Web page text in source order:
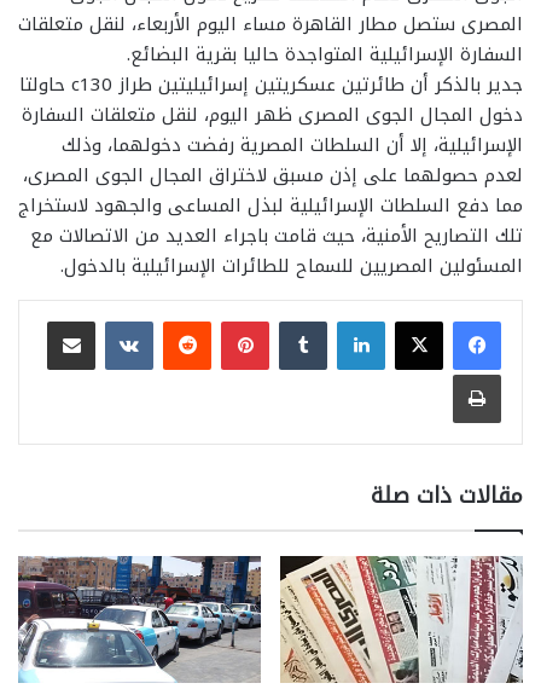
المصرى ستصل مطار القاهرة مساء اليوم الأربعاء، لنقل متعلقات
السفارة الإسرائيلية المتواجدة حاليا بقرية البضائع.
جدير بالذكر أن طائرتين عسكريتين إسرائيليتين طراز c130 حاولتا
دخول المجال الجوى المصرى ظهر اليوم، لنقل متعلقات السفارة
الإسرائيلية، إلا أن السلطات المصرية رفضت دخولهما، وذلك
لعدم حصولهما على إذن مسبق لاختراق المجال الجوى المصرى،
مما دفع السلطات الإسرائيلية لبذل المساعى والجهود لاستخراج
تلك التصاريح الأمنية، حيث قامت باجراء العديد من الاتصالات مع
المسئولين المصريين للسماح للطائرات الإسرائيلية بالدخول.
لينكدإن بينتيريست
مشاركة عبر البريد
طباعة
مقالات ذات صلة